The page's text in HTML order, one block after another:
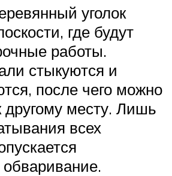
уголок
где будут
работы.
стыкуются и
после чего можно
другому месту. Лишь
всех